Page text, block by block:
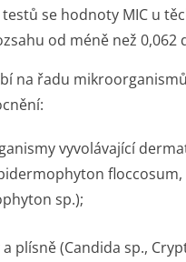
se hodnoty MIC u
od méně než 0,062
na řadu
vyvolávající
sp.);
a plísně (Candida sp.,